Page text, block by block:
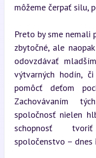
môžeme čerpať silu,
Preto by sme nemali
zbytočné, ale
odovzdávať
výtvarných hodín, či
pomôcť deťom
Zachovávaním
spoločnosť nielen
schopnosť
spoločenstvo – dnes i